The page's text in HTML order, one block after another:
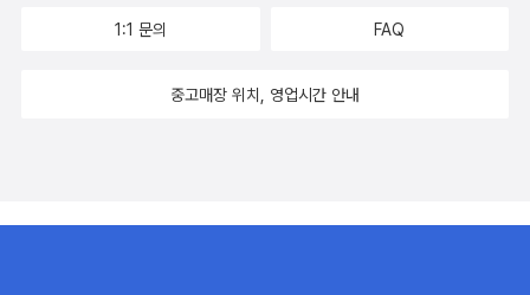
1:1 문의 FAQ
중고매장 위치, 영업시간 안내